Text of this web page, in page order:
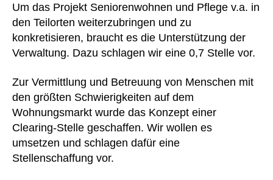
Um das Projekt Seniorenwohnen und Pflege v.a. in
den Teilorten weiterzubringen und zu
konkretisieren, braucht es die Unterstützung der
Verwaltung. Dazu schlagen wir eine 0,7 Stelle vor.
Zur Vermittlung und Betreuung von Menschen mit
den größten Schwierigkeiten auf dem
Wohnungsmarkt wurde das Konzept einer
Clearing-Stelle geschaffen. Wir wollen es
umsetzen und schlagen dafür eine
Stellenschaffung vor.